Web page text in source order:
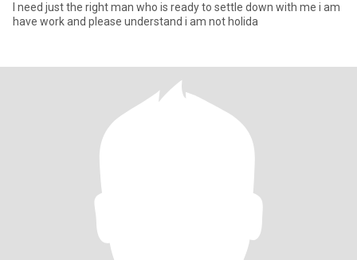
I need just the right man who is ready to settle down with me i am
have work and please understand i am not holida